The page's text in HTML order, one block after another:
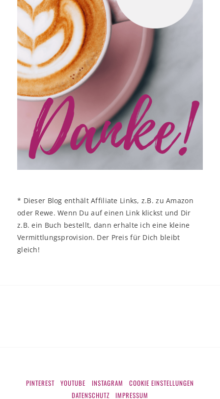
* Dieser Blog enthält Affiliate Links, z.B. zu Amazon
oder Rewe. Wenn Du auf einen Link klickst und Dir
z.B. ein Buch bestellt, dann erhalte ich eine kleine
Vermittlungsprovision. Der Preis für Dich bleibt
gleich!
PINTEREST YOUTUBE INSTAGRAM
COOKIE EINSTELLUNGEN
DATENSCHUTZ
IMPRESSUM